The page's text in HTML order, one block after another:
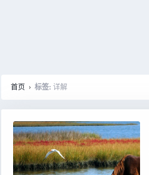
首页 › 标签: 详解